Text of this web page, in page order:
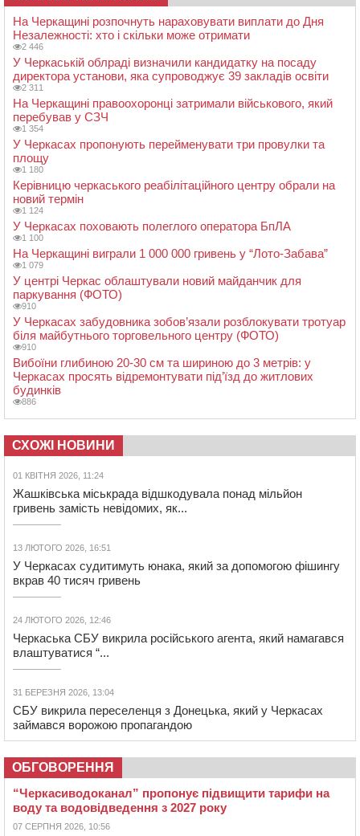
На Черкащині розпочнуть нараховувати виплати до Дня
Незалежності: хто і скільки може отримати
2 446
У Черкаській облраді визначили кандидатку на посаду
директора установи, яка супроводжує 39 закладів освіти
2 311
На Черкащині правоохоронці затримали військового, який
перебував у СЗЧ
1 354
У Черкасах пропонують перейменувати три провулки та
площу
1 180
Керівницю черкаського реабілітаційного центру обрали на
новий термін
1 124
У Черкасах поховають полеглого оператора БпЛА
1 100
На Черкащині виграли 1 000 000 гривень у “Лото-Забава”
1 079
У центрі Черкас облаштували новий майданчик для
паркування (ФОТО)
910
У Черкасах забудовника зобов’язали розблокувати тротуар
біля майбутнього торговельного центру (ФОТО)
910
Вибоїни глибиною 20-30 см та шириною до 3 метрів: у
Черкасах просять відремонтувати під’їзд до житлових
будинків
886
СХОЖІ НОВИНИ
01 КВІТНЯ 2026, 11:24
Жашківська міськрада відшкодувала понад мільйон
гривень замість невідомих, як...
13 ЛЮТОГО 2026, 16:51
У Черкасах судитимуть юнака, який за допомогою фішингу
вкрав 40 тисяч гривень
24 ЛЮТОГО 2026, 12:46
Черкаська СБУ викрила російського агента, який намагався
влаштуватися “...
31 БЕРЕЗНЯ 2026, 13:04
СБУ викрила переселенця з Донецька, який у Черкасах
займався ворожою пропагандою
ОБГОВОРЕННЯ
“Черкасиводоканал” пропонує підвищити тарифи на
воду та водовідведення з 2027 року
07 СЕРПНЯ 2026, 10:56